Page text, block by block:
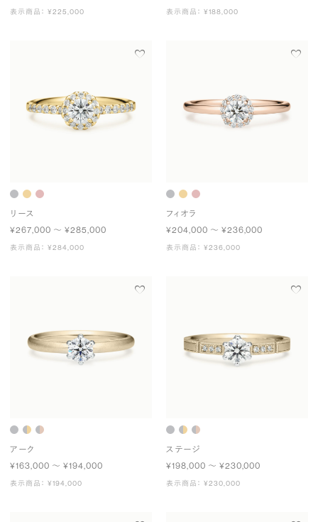
表示商品： ¥225,000 表示商品： ¥188,000
リース
¥267,000 〜 ¥285,000
表示商品： ¥284,000
フィオラ
¥204,000 〜 ¥236,000
表示商品： ¥236,000
アーク
¥163,000 〜 ¥194,000
表示商品： ¥194,000
ステージ
¥198,000 〜 ¥230,000
表示商品： ¥230,000